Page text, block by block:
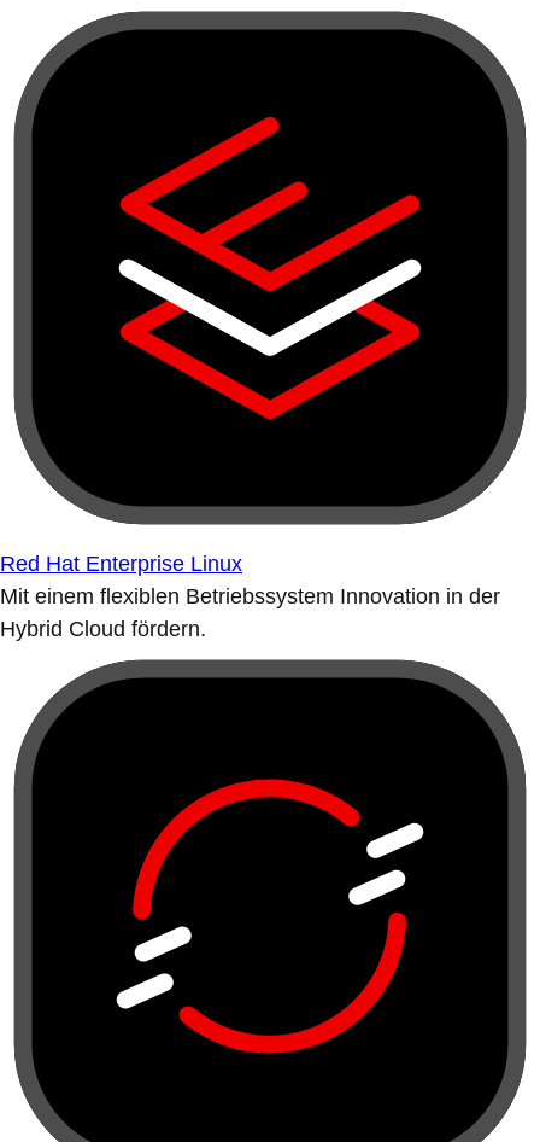
Red Hat Enterprise Linux
Mit einem flexiblen Betriebssystem Innovation in der
Hybrid Cloud fördern.